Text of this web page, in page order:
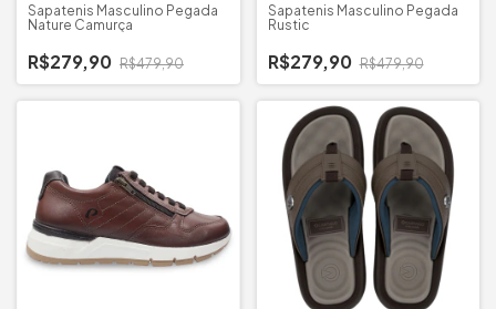
Sapatenis Masculino Pegada
Nature Camurça
R$279,90 R$479,90
Sapatenis Masculino Pegada
Rustic
R$279,90 R$479,90